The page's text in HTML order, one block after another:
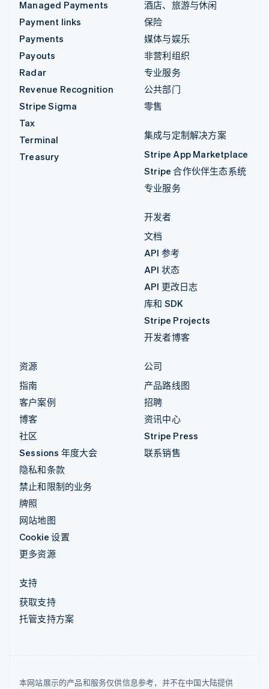
Managed Payments
Payment links
Payments
Payouts
Radar
Revenue Recognition
Stripe Sigma
Tax
Terminal
Treasury
酒店、旅游与休闲
保险
媒体与娱乐
非营利组织
专业服务
公共部门
零售
集成与定制解决方案
Stripe App Marketplace
Stripe 合作伙伴生态系统
专业服务
开发者
文档
API 参考
API 状态
API 更改日志
库和 SDK
Stripe Projects
开发者博客
资源
指南
客户案例
博客
社区
Sessions 年度大会
隐私和条款
禁止和限制的业务
牌照
网站地图
Cookie 设置
更多资源
公司
产品路线图
招聘
资讯中心
Stripe Press
联系销售
支持
获取支持
托管支持方案
本网站展示的产品和服务仅供信息参考，并不在中国大陆提供